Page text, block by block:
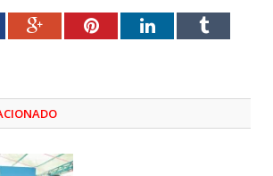
Google+PinterestLinkedInTumblr